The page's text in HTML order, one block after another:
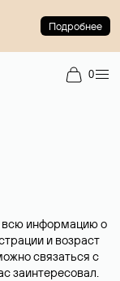
Подробнее
0
всю информацию о
и возраст
связаться с
заинтересовал.